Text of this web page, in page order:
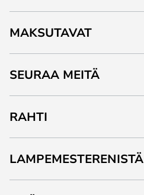
MAKSUTAVAT
SEURAA MEITÄ
RAHTI
LAMPEMESTERENISTÄ